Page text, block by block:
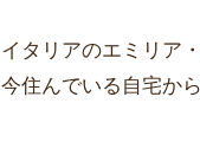
イタリアのエミリア
今住んでいる自宅か